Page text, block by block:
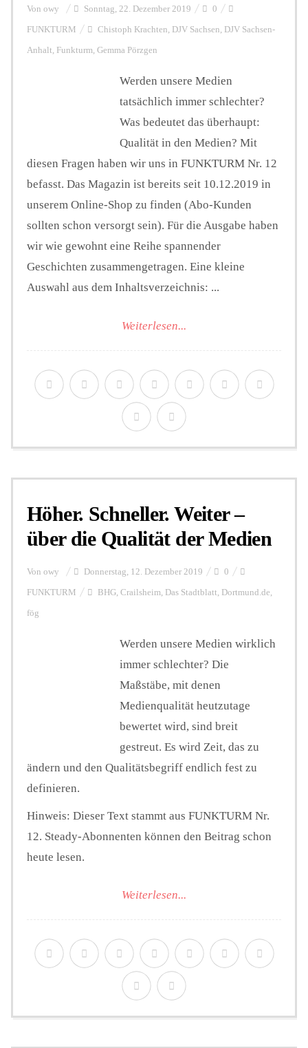
Von owy Sonntag, 22. Dezember 2019 0
FUNKTURM Chistoph Krachten, DJV Sachsen, DJV Sachsen-
Anhalt, Funkturm, Gemma Pörzgen
Werden unsere Medien
tatsächlich immer schlechter?
Was bedeutet das überhaupt:
Qualität in den Medien? Mit
diesen Fragen haben wir uns in FUNKTURM Nr. 12
befasst. Das Magazin ist bereits seit 10.12.2019 in
unserem Online-Shop zu finden (Abo-Kunden
sollten schon versorgt sein). Für die Ausgabe haben
wir wie gewohnt eine Reihe spannender
Geschichten zusammengetragen. Eine kleine
Auswahl aus dem Inhaltsverzeichnis: ...
Weiterlesen...
Höher. Schneller. Weiter –
über die Qualität der Medien
Von owy Donnerstag, 12. Dezember 2019 0
FUNKTURM BHG, Crailsheim, Das Stadtblatt, Dortmund.de,
fög
Werden unsere Medien wirklich
immer schlechter? Die
Maßstäbe, mit denen
Medienqualität heutzutage
bewertet wird, sind breit
gestreut. Es wird Zeit, das zu
ändern und den Qualitätsbegriff endlich fest zu
definieren.
Hinweis: Dieser Text stammt aus FUNKTURM Nr.
12. Steady-Abonnenten können den Beitrag schon
heute lesen.
Weiterlesen...